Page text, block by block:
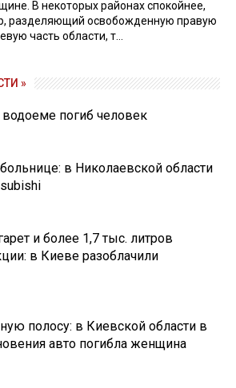
В некоторых районах спокойнее,
разделяющий освобожденную правую
часть области, т...
»
погиб человек
в Николаевской области
и более 1,7 тыс. литров
в Киеве разоблачили
полосу: в Киевской области в
авто погибла женщина